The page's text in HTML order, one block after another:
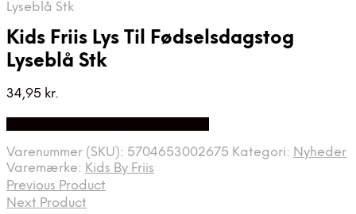
Lyseblå Stk
Kids Friis Lys Til Fødselsdagstog
Lyseblå Stk
34,95 kr.
Varenummer (SKU): 5704653002675 Kategori: Nyheder
Varemærke: Kids By Friis
Previous Product
Next Product